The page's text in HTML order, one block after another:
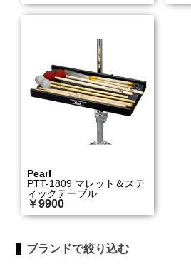
Pearl
PTT-1809 マレット＆ステ
ィックテーブル
￥9900
ブランドで絞り込む